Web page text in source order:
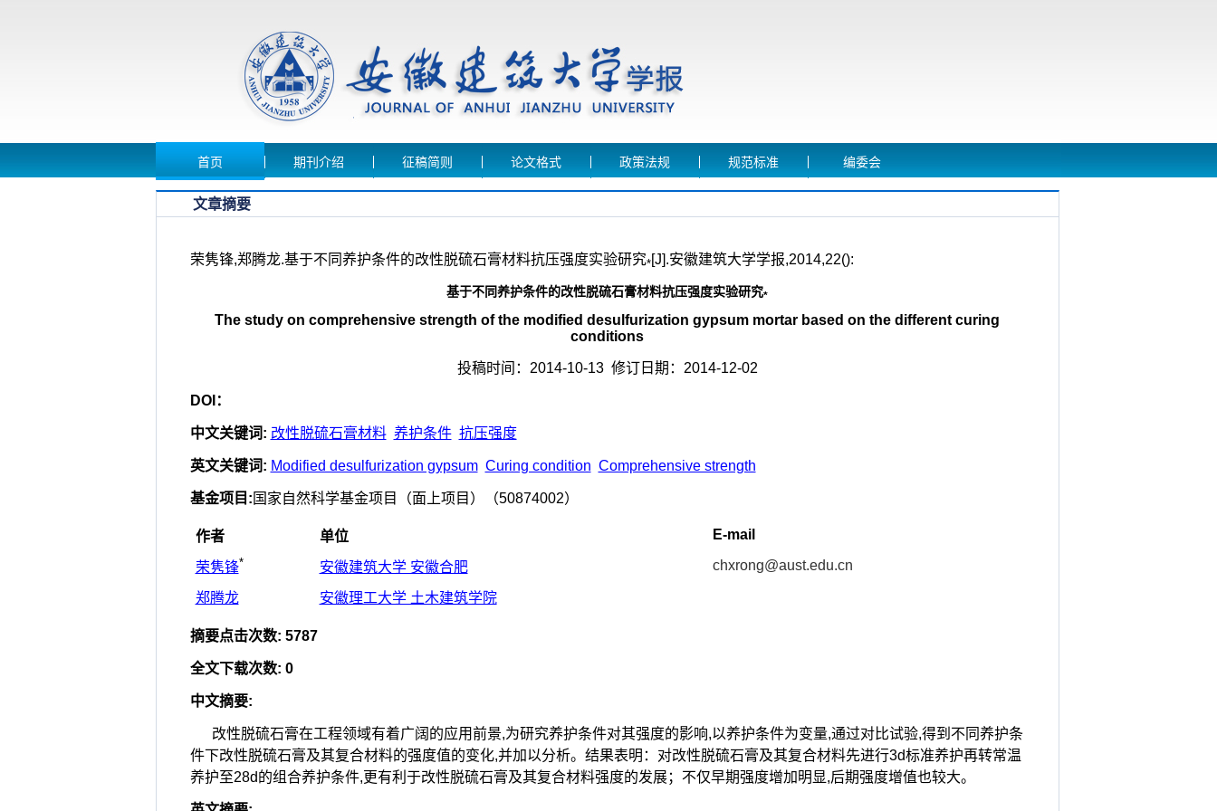
首页 期刊介绍 征稿简则 论文格式 政策法规 规范标准 编委会
文章摘要
荣隽锋,郑腾龙.基于不同养护条件的改性脱硫石膏材料抗压强度实验研究*[J].安徽建筑大学学报,2014,22():
基于不同养护条件的改性脱硫石膏材料抗压强度实验研究*
The study on comprehensive strength of the modified desulfurization gypsum mortar based on the different curing
conditions
投稿时间：2014-10-13 修订日期：2014-12-02
DOI：
中文关键词: 改性脱硫石膏材料 养护条件 抗压强度
英文关键词: Modified desulfurization gypsum Curing condition Comprehensive strength
基金项目 : 国家自然科学基金项目（面上项目）（50874002）
作者 单位 E-mail
荣隽锋* 安徽建筑大学 安徽合肥 chxrong@aust.edu.cn
郑腾龙 安徽理工大学 土木建筑学院
摘要点击次数: 5787
全文下载次数: 0
中文摘要:
改性脱硫石膏在工程领域有着广阔的应用前景,为研究养护条件对其强度的影响,以养护条件为变量,通过对比试验,得到不同养护条
件下改性脱硫石膏及其复合材料的强度值的变化,并加以分析。结果表明：对改性脱硫石膏及其复合材料先进行3d标准养护再转常温
养护至28d的组合养护条件,更有利于改性脱硫石膏及其复合材料强度的发展；不仅早期强度增加明显,后期强度增值也较大。